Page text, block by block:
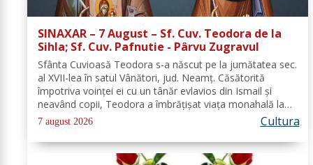
SINAXAR – 7 August – Sf. Cuv. Teodora de la
Sihla; Sf. Cuv. Pafnutie - Pârvu Zugravul
Sfânta Cuvioasă Teodora s-a născut pe la jumătatea sec.
al XVII-lea în satul Vânători, jud. Neamţ. Căsătorită
împotriva voinţei ei cu un tânăr evlavios din Ismail şi
neavând copii, Teodora a îmbrăţişat viaţa monahală la
Schitul Vărzăreşti, Vrancea, iar soţul ei, de asemenea, s-a
călugărit la...
7 august 2026 Cultura